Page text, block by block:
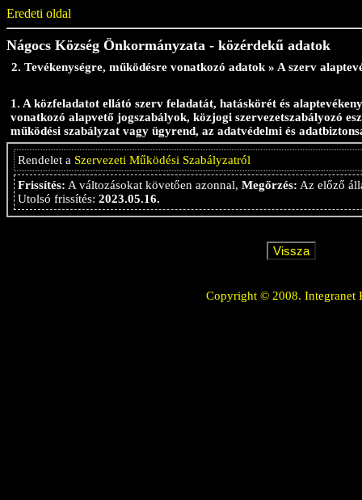
Eredeti oldal
Nágocs Község Önkormányzata - közérdekű adatok
2. Tevékenységre, működésre vonatkozó adatok » A szerv
1. A közfeladatot ellátó szerv feladatát, hatáskörét és
vonatkozó alapvető jogszabályok, közjogi szervezetszabályozó
működési szabályzat vagy ügyrend, az adatvédelmi és
Rendelet a Szervezeti Működési Szabályzatról
Frissítés: A változásokat követően azonnal, Megőrzés: Az előző
Utolsó frissítés: 2023.05.16.
Copyright © 2008. Integranet